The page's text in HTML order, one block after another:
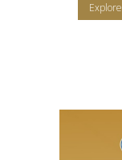
Explore